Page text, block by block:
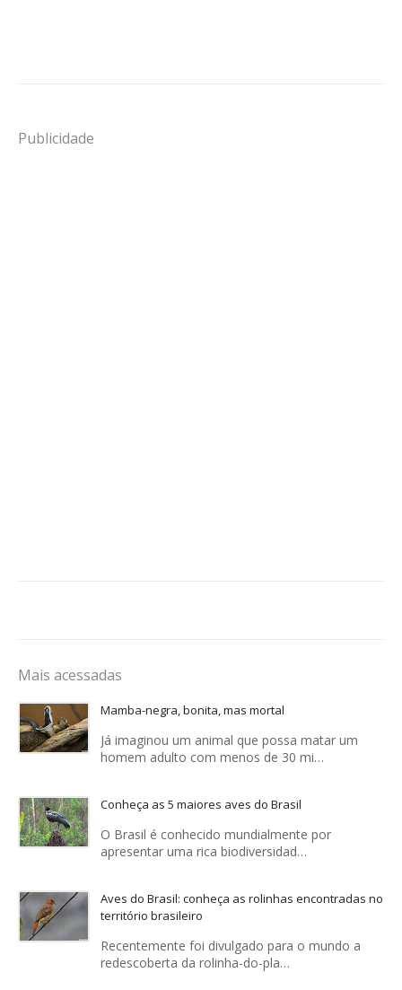
Publicidade
Mais acessadas
Mamba-negra, bonita, mas mortal
Já imaginou um animal que possa matar um
homem adulto com menos de 30 mi…
Conheça as 5 maiores aves do Brasil
O Brasil é conhecido mundialmente por
apresentar uma rica biodiversidad…
Aves do Brasil: conheça as rolinhas encontradas no
território brasileiro
Recentemente foi divulgado para o mundo a
redescoberta da rolinha-do-pla…